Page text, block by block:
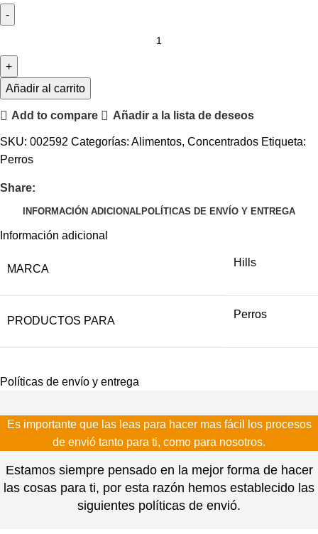
Añadir al carrito
Add to compare Añadir a la lista de deseos
SKU: 002592 Categorías: Alimentos, Concentrados Etiqueta:
Perros
Share:
INFORMACIÓN ADICIONALPOLÍTICAS DE ENVÍO Y ENTREGA
Información adicional
MARCA
Hills
PRODUCTOS PARA
Perros
Políticas de envío y entrega
Es importante que las leas para hacer mas fácil los procesos
de envió tanto para ti, como para nosotros.
Estamos siempre pensado en la mejor forma de hacer
las cosas para ti, por esta razón hemos establecido las
siguientes políticas de envió.